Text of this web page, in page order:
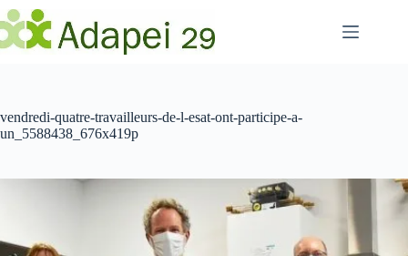
Passer
au
contenu
vendredi-quatre-travailleurs-de-l-esat-ont-participe-a-
un_5588438_676x419p